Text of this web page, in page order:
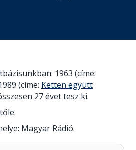
1963 (címe:
(címe: Ketten együtt
27 évet tesz ki.
Magyar Rádió.